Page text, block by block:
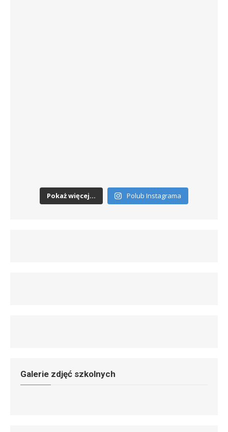
Pokaż więcej... Polub Instagrama
Galerie zdjęć szkolnych